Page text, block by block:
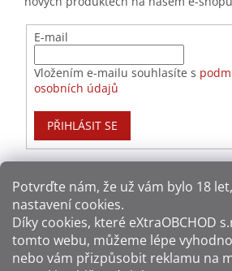
Potvrďte nám​​, že už vám bylo 18
nastavení cookies.
Díky cookies, které eXtraOBCHOD
tomto webu, můžeme lépe
nebo vám přizpůsobit reklamu na
E-mail
Vložením e-mailu souhlasíte s
osobních údajů
PŘIHLÁSIT SE
Způsoby dopravy: